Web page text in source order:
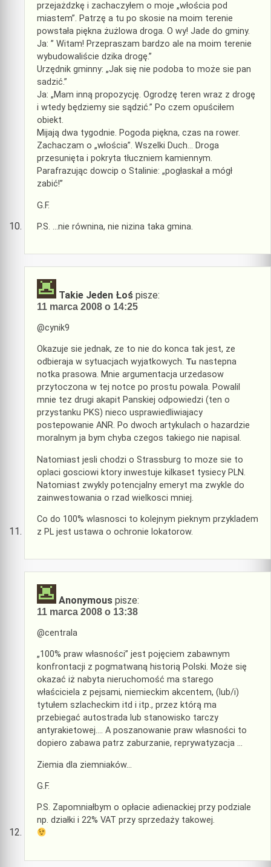
przejażdzkę i zachaczyłem o moje „włościa pod
miastem”. Patrzę a tu po skosie na moim terenie
powstała piękna żużlowa droga. O wy! Jade do gminy.
Ja: ” Witam! Przepraszam bardzo ale na moim terenie
wybudowaliście dzika drogę.”
Urzędnik gminny: „Jak się nie podoba to może sie pan
sadzić.”
Ja: „Mam inną propozycję. Ogrodzę teren wraz z drogę
i wtedy będziemy sie sądzić.” Po czem opuściłem
obiekt.
Mijają dwa tygodnie. Pogoda piękna, czas na rower.
Zachaczam o „włościa”. Wszelki Duch… Droga
przesunięta i pokryta tłuczniem kamiennym.
Parafrazując dowcip o Stalinie: „pogłaskał a mógł
zabić!”
G.F.
P.S. …nie równina, nie nizina taka gmina.
Takie Jeden Łoś pisze:
11 marca 2008 o 14:25
@cynik9
Okazuje sie jednak, ze to nie do konca tak jest, ze
odbieraja w sytuacjach wyjatkowych. Tu nastepna
notka prasowa. Mnie argumentacja urzedasow
przytoczona w tej notce po prostu powala. Powalil
mnie tez drugi akapit Panskiej odpowiedzi (ten o
przystanku PKS) nieco usprawiedliwiajacy
postepowanie ANR. Po dwoch artykulach o hazardzie
moralnym ja bym chyba czegos takiego nie napisal.
Natomiast jesli chodzi o Strassburg to moze sie to
oplaci gosciowi ktory inwestuje kilkaset tysiecy PLN.
Natomiast zwykly potencjalny emeryt ma zwykle do
zainwestowania o rzad wielkosci mniej.
Co do 100% wlasnosci to kolejnym pieknym przykladem
z PL jest ustawa o ochronie lokatorow.
Anonymous pisze:
11 marca 2008 o 13:38
@centrala
„100% praw własności” jest pojęciem zabawnym
konfrontacji z pogmatwaną historią Polski. Może się
okazać iż nabyta nieruchomość ma starego
właściciela z pejsami, niemieckim akcentem, (lub/i)
tytułem szlacheckim itd i itp., przez którą ma
przebiegać autostrada lub stanowisko tarczy
antyrakietowej…. A poszanowanie praw własności to
dopiero zabawa patrz zaburzanie, reprywatyzacja …
Ziemia dla ziemniaków…
G.F.
P.S. Zapomniałbym o opłacie adienackiej przy podziale
np. działki i 22% VAT przy sprzedaży takowej.